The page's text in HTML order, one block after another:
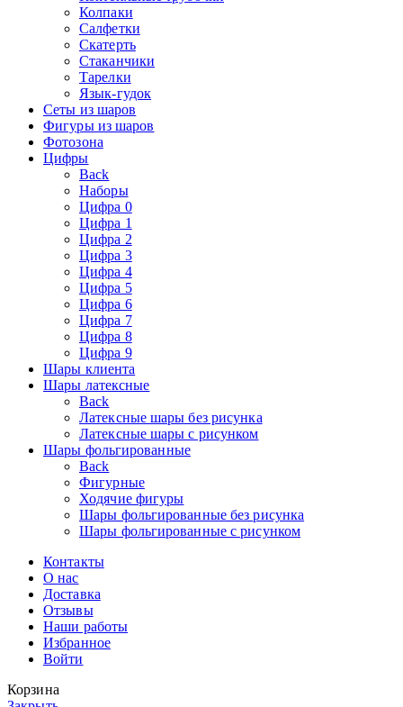
Колпаки
Салфетки
Скатерть
Стаканчики
Тарелки
Язык-гудок
Сеты из шаров
Фигуры из шаров
Фотозона
Цифры
Back
Наборы
Цифра 0
Цифра 1
Цифра 2
Цифра 3
Цифра 4
Цифра 5
Цифра 6
Цифра 7
Цифра 8
Цифра 9
Шары клиента
Шары латексные
Back
Латексные шары без рисунка
Латексные шары с рисунком
Шары фольгированные
Back
Фигурные
Ходячие фигуры
Шары фольгированные без рисунка
Шары фольгированные с рисунком
Контакты
О нас
Доставка
Отзывы
Наши работы
Избранное
Войти
Корзина